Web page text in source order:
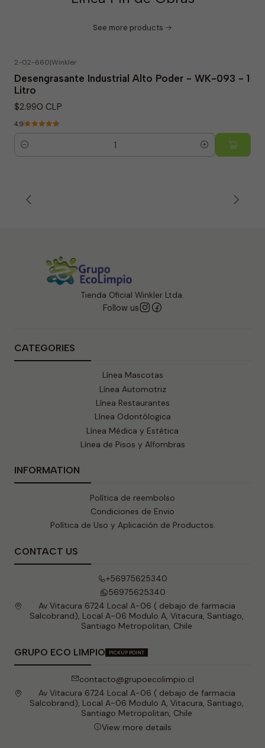
See more products
2-02-660|Winkler
Desengrasante Industrial Alto Poder - WK-093 - 1
Litro
$2.990 CLP
4.9
Quantity
Tienda Oficial Winkler Ltda.
Follow us
CATEGORIES
Línea Mascotas
Línea Automotriz
Línea Restaurantes
Línea Odontólogica
Línea Médica y Estética
Línea de Pisos y Alfombras
INFORMATION
Política de reembolso
Condiciones de Envio
Política de Uso y Aplicación de Productos.
CONTACT US
+56975625340
56975625340
Av Vitacura 6724 Local A-06 ( debajo de farmacia
Salcobrand), Local A-06 Modulo A, Vitacura, Santiago,
Santiago Metropolitan, Chile
GRUPO ECO LIMPIO PICKUP POINT
contacto@grupoecolimpio.cl
Av Vitacura 6724 Local A-06 ( debajo de farmacia
Salcobrand), Local A-06 Modulo A, Vitacura, Santiago,
Santiago Metropolitan, Chile
View more details